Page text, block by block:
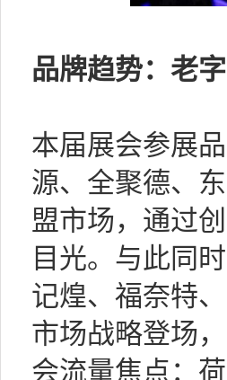
品牌趋势：老
本届展会参展
源、全聚德、
盟市场，通过
目光。与此同
记煌、福奈特
市场战略登场
会流量焦点：